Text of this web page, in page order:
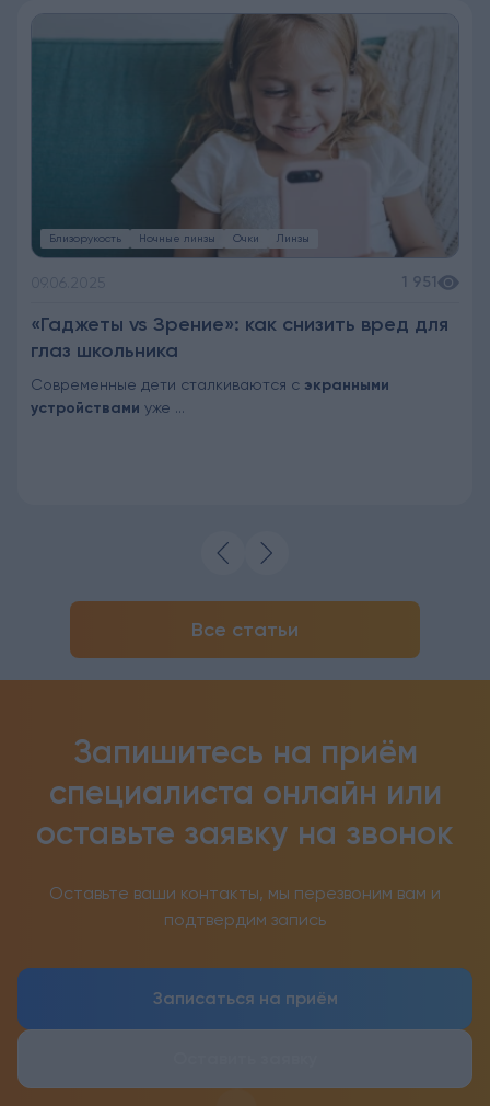
Близорукость Ночные линзы Очки Линзы
1 951
«Гаджеты vs Зрение»: как снизить вред для
глаз школьника
Современные дети сталкиваются с экранными
устройствами уже ...
Все статьи
Запишитесь на приём
специалиста онлайн или
оставьте заявку на звонок
Оставьте ваши контакты, мы перезвоним вам и
подтвердим запись
Записаться на приём